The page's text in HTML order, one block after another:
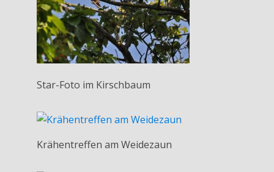
Star-Foto im Kirschbaum
Krähentreffen am Weidezaun